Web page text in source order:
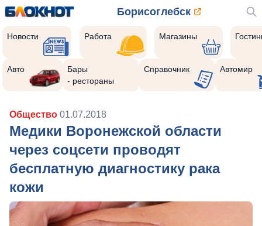
Борисоглебск
Новости Работа Магазины
Авто
Бары
- рестораны
Справочник Автомир
Общество 01.07.2018
Медики Воронежской области
через соцсети проводят
бесплатную диагностику рака
кожи